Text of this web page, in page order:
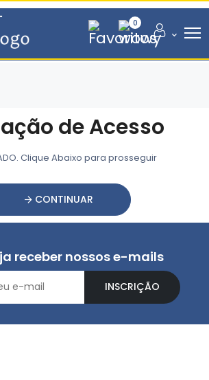
0
de Acesso
Clique Abaixo para prosseguir
CONTINUAR
receber nossos e-mails
INSCRIÇÃO